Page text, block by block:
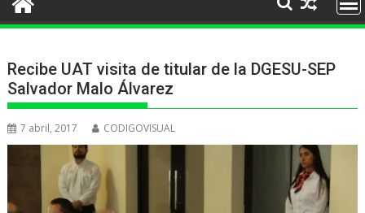
Recibe UAT visita de titular de la DGESU-SEP
Salvador Malo Álvarez
7 abril, 2017 CODIGOVISUAL